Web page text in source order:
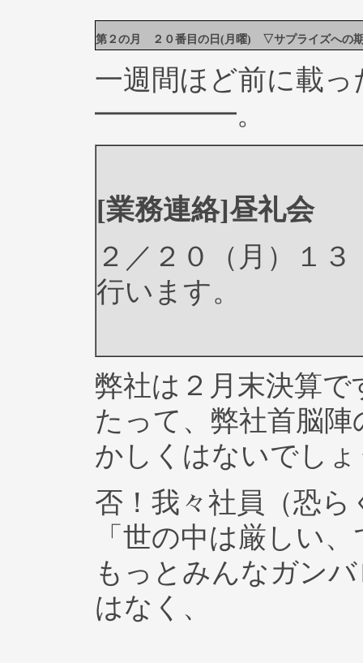
第２の月 ２０番目の日(月曜) ▽サプライズへの
一週間ほど前に載
━━━━━。
[業務連絡]昼礼会
２／２０（月）１
行います。
弊社は２月末決算
たって、弊社首脳
かしくはないでし
否！我々社員（恐
「世の中は厳しい
もっとみんなガン
はなく、